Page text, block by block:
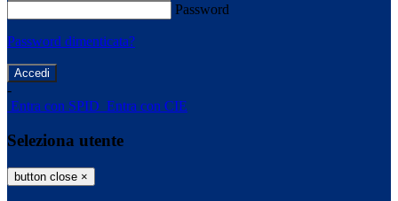
Password
Password dimenticata?
-
Entra con SPID Entra con CIE
Seleziona utente
button close ×